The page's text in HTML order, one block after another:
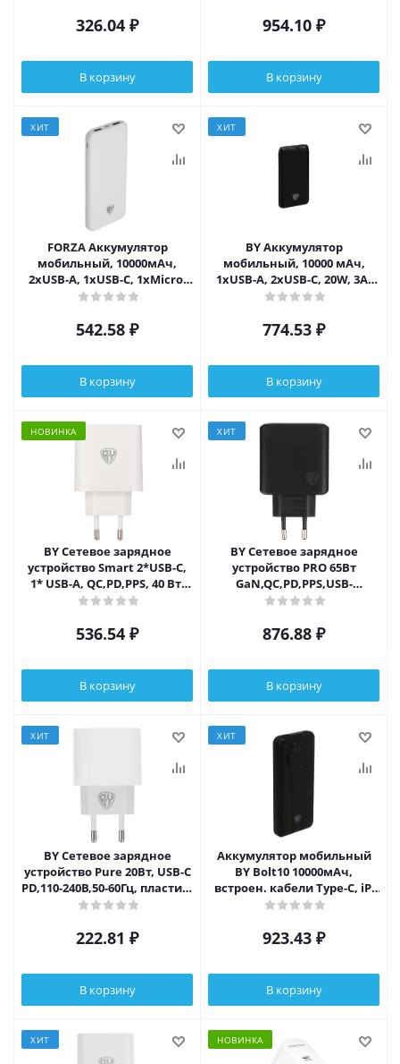
326.04 ₽
В корзину
954.10 ₽
В корзину
ХИТ
FORZA Аккумулятор
мобильный, 10000мАч,
2xUSB-A, 1xUSB-C, 1xMicro-
USB, ребристый, 10W, белый
542.58 ₽
В корзину
ХИТ
BY Аккумулятор
мобильный, 10000 мАч,
1xUSB-A, 2xUSB-C, 20W, 3A,
пластик, черный
774.53 ₽
В корзину
НОВИНКА
BY Сетевое зарядное
устройство Smart 2*USB-C,
1* USB-A, QC,PD,PPS, 40 Вт,
110-240 В, 50-60 гц, белый
536.54 ₽
В корзину
ХИТ
BY Сетевое зарядное
устройство PRO 65Вт
GaN,QC,PD,PPS,USB-
A,3xType-C,110-240В,50-60Гц,
876.88 ₽
В корзину
ХИТ
BY Сетевое зарядное
устройство Pure 20Вт, USB-C
PD,110-240В,50-60Гц, пластик,
белый
222.81 ₽
В корзину
ХИТ
Аккумулятор мобильный
BY Bolt10 10000мАч,
встроен. кабели Type-C, iP,
20W, 3A, пластик, черный
923.43 ₽
В корзину
ХИТ НОВИНКА